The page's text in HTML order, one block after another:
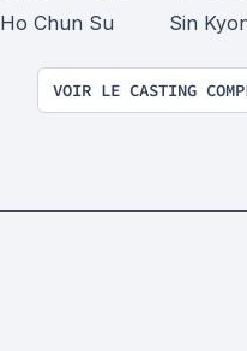
Ho Chun Su
Sin
VOIR LE CASTING